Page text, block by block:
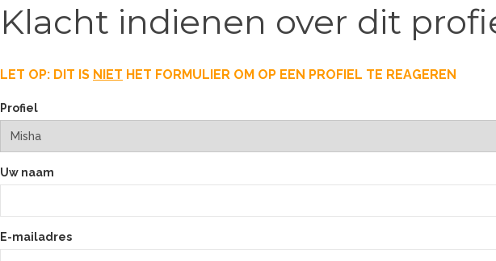
Klacht indienen over dit
LET OP: DIT IS NIET HET FORMULIER OM OP EEN PROFIEL TE REAGEREN
Profiel
Uw naam
E-mailadres